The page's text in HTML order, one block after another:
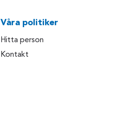
Våra politiker
Hitta person
Kontakt